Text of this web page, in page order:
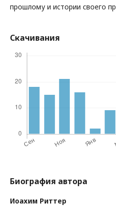
прошлому и истории своего
Скачивания
Биография автора
Иоахим Риттер